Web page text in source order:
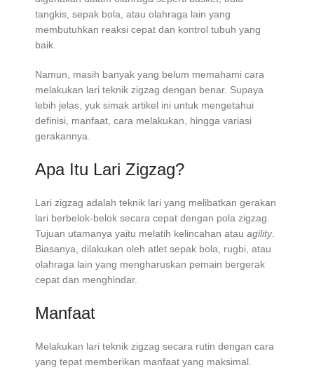
tangkis, sepak bola, atau olahraga lain yang
membutuhkan reaksi cepat dan kontrol tubuh yang
baik.
Namun, masih banyak yang belum memahami cara
melakukan lari teknik zigzag dengan benar. Supaya
lebih jelas, yuk simak artikel ini untuk mengetahui
definisi, manfaat, cara melakukan, hingga variasi
gerakannya.
Apa Itu Lari Zigzag?
Lari zigzag adalah teknik lari yang melibatkan gerakan
lari berbelok-belok secara cepat dengan pola zigzag.
Tujuan utamanya yaitu melatih kelincahan atau agility.
Biasanya, dilakukan oleh atlet sepak bola, rugbi, atau
olahraga lain yang mengharuskan pemain bergerak
cepat dan menghindar.
Manfaat
Melakukan lari teknik zigzag secara rutin dengan cara
yang tepat memberikan manfaat yang maksimal.